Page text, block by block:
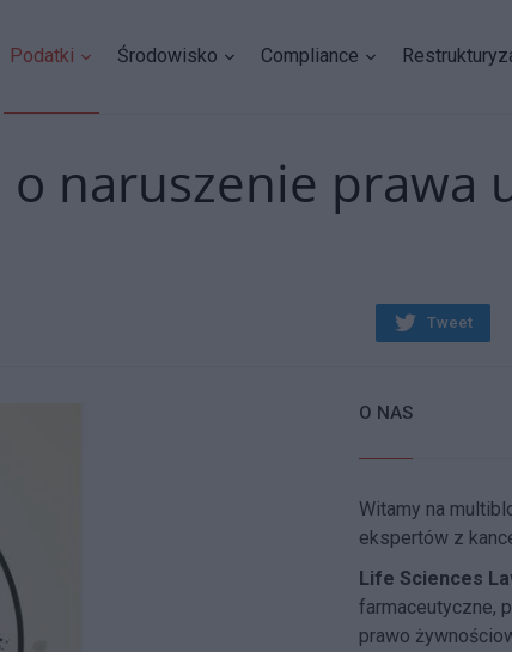
Podatki Środowisko Compliance
o naruszenie prawa
Tweet
O NAS
Witamy na
ekspertów z
Life Sciences
farmaceutyczne,
prawo